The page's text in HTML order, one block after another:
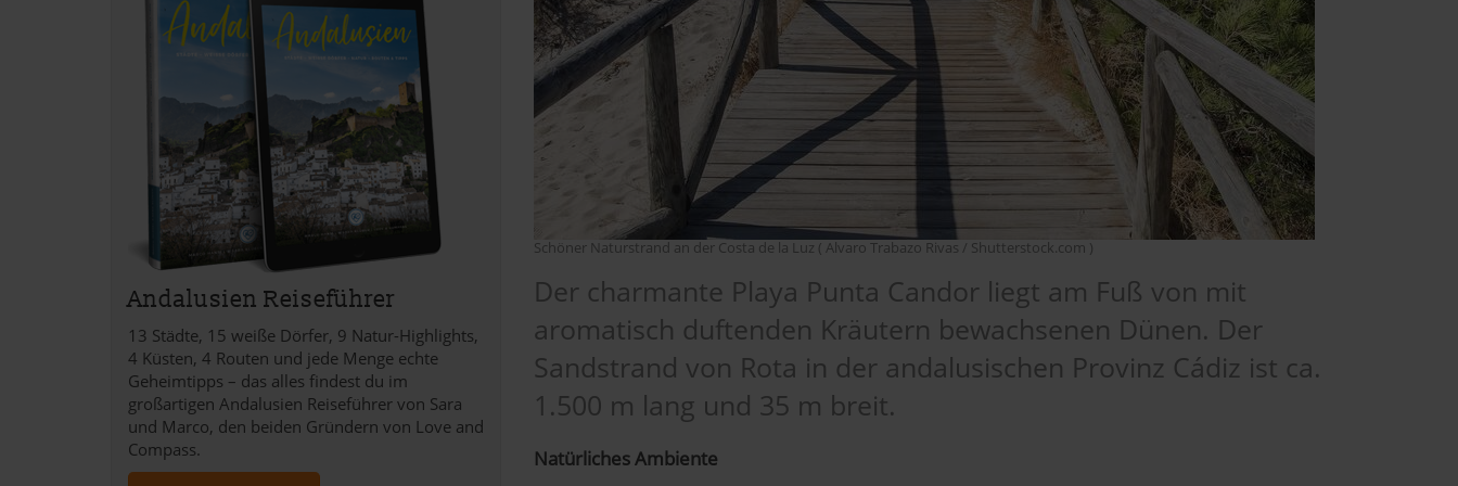
Schöner Naturstrand an der Costa de la Luz ( Alvaro Trabazo Rivas / Shutterstock.com )
Der charmante Playa Punta Candor liegt am Fuß von mit
aromatisch duftenden Kräutern bewachsenen Dünen. Der
Sandstrand von Rota in der andalusischen Provinz Cádiz ist ca.
1.500 m lang und 35 m breit.
Natürliches Ambiente
Andalusien Reiseführer
13 Städte, 15 weiße Dörfer, 9 Natur-Highlights,
4 Küsten, 4 Routen und jede Menge echte
Geheimtipps – das alles findest du im
großartigen Andalusien Reiseführer von Sara
und Marco, den beiden Gründern von Love and
Compass.